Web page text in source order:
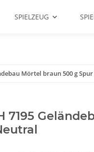
SPIELZEUG
Mörtel braun 500 g
7195